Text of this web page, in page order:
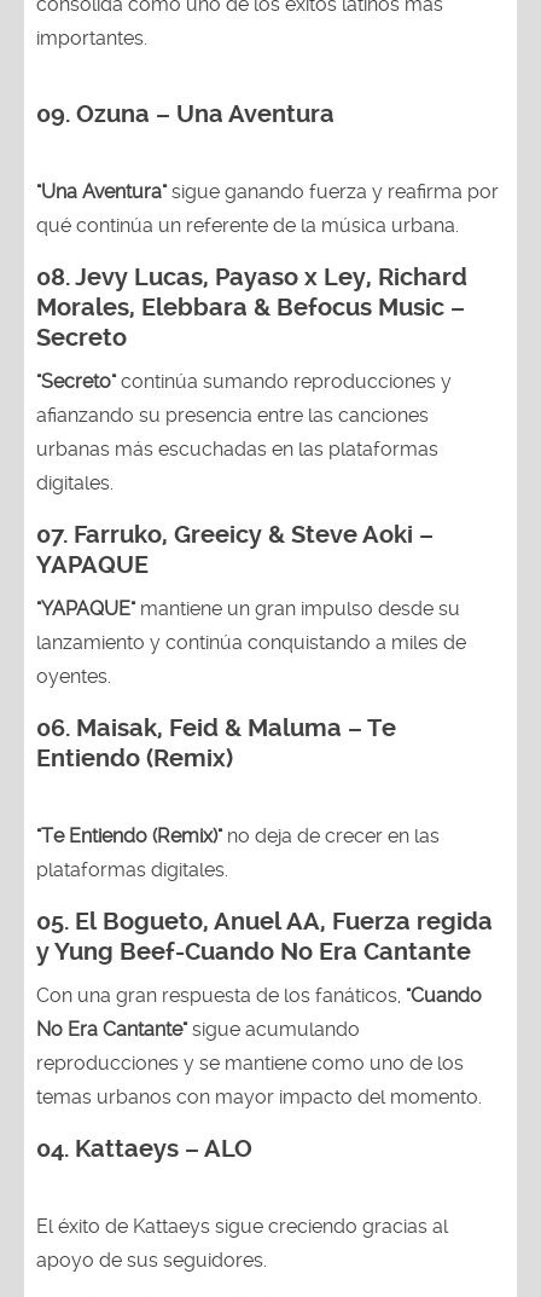
importantes.
09. Ozuna – Una Aventura
"Una Aventura"sigue ganando fuerza y reafirma por
qué continúa un referente de la música urbana.
08. Jevy Lucas, Payaso x Ley, Richard
Morales, Elebbara & Befocus Music –
Secreto
"Secreto"continúa sumando reproducciones y
afianzando su presencia entre las canciones
urbanas más escuchadas en las plataformas
digitales.
07. Farruko, Greeicy & Steve Aoki –
YAPAQUE
"YAPAQUE"mantiene un gran impulso desde su
lanzamiento y continúa conquistando a miles de
oyentes.
06. Maisak, Feid & Maluma – Te
Entiendo (Remix)
"Te Entiendo (Remix)"no deja de crecer en las
plataformas digitales.
05. El Bogueto, Anuel AA, Fuerza regida
y Yung Beef-Cuando No Era Cantante
Con una gran respuesta de los fanáticos, "Cuando
No Era Cantante"sigue acumulando
reproducciones y se mantiene como uno de los
temas urbanos con mayor impacto del momento.
04. Kattaeys – ALO
El éxito de Kattaeys sigue creciendo gracias al
apoyo de sus seguidores.